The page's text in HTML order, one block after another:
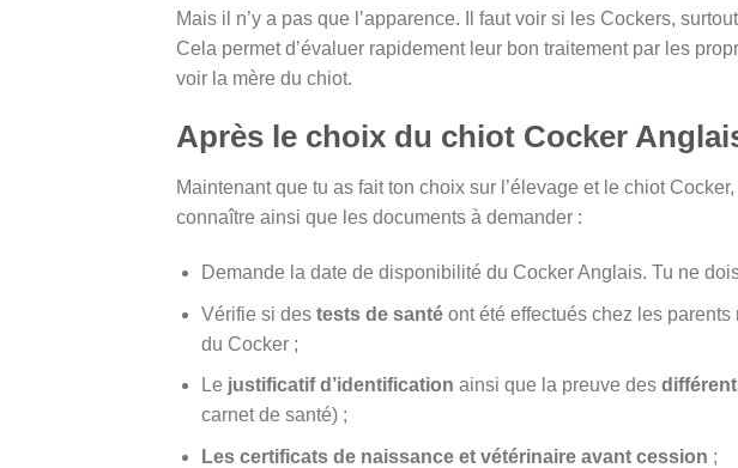
Mais il n’y a pas que l’apparence. Il faut voir si les Cockers,
Cela permet d’évaluer rapidement leur bon traitement par les
voir la mère du chiot.
Après le choix du chiot Cocker
Maintenant que tu as fait ton choix sur l’élevage et le chiot
connaître ainsi que les documents à demander :
Demande la date de disponibilité du Cocker Anglais. Tu ne
Vérifie si destests de santéont été effectués chez les
du Cocker ;
Le justificatif d’identification ainsi que la preuve des
carnet de santé) ;
Les certificats de naissance et vétérinaire avant cession ;